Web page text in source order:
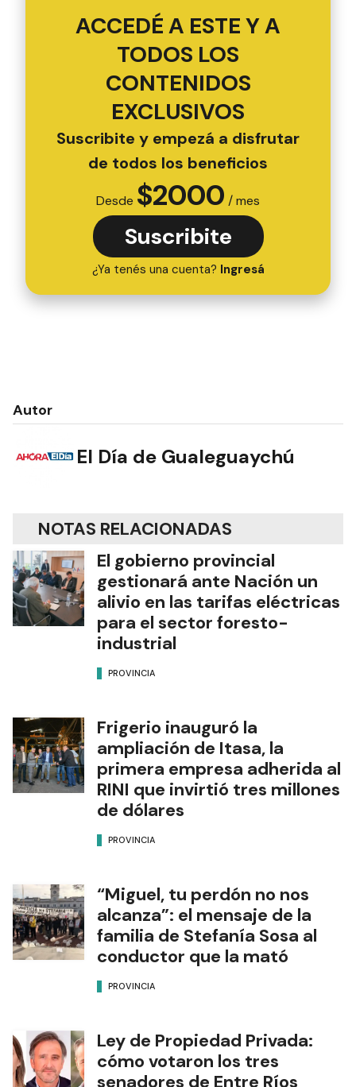
ACCEDÉ A ESTE Y A
TODOS LOS
CONTENIDOS
EXCLUSIVOS
Suscribite y empezá a disfrutar
de todos los beneficios
Desde $2000 / mes
Suscribite
¿Ya tenés una cuenta? Ingresá
Autor
El Día de Gualeguaychú
NOTAS RELACIONADAS
El gobierno provincial
gestionará ante Nación un
alivio en las tarifas eléctricas
para el sector foresto-
industrial
PROVINCIA
Frigerio inauguró la
ampliación de Itasa, la
primera empresa adherida al
RINI que invirtió tres millones
de dólares
PROVINCIA
“Miguel, tu perdón no nos
alcanza”: el mensaje de la
familia de Stefanía Sosa al
conductor que la mató
PROVINCIA
Ley de Propiedad Privada:
cómo votaron los tres
senadores de Entre Ríos